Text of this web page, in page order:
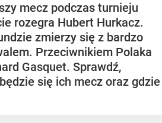
mecz podczas turnieju
rozegra Hubert Hurkacz.
zmierzy się z bardzo
Przeciwnikiem Polaka
Gasquet. Sprawdź,
się ich mecz oraz gdzie